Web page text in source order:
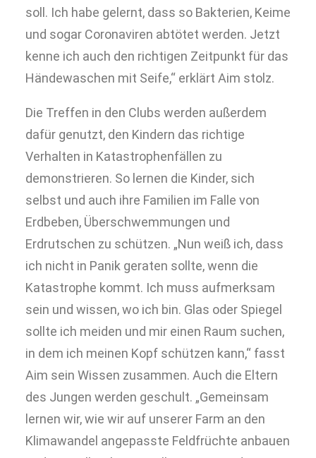
soll. Ich habe gelernt, dass so Bakterien, Keime
und sogar Coronaviren abtötet werden. Jetzt
kenne ich auch den richtigen Zeitpunkt für das
Händewaschen mit Seife,“ erklärt Aim stolz.
Die Treffen in den Clubs werden außerdem
dafür genutzt, den Kindern das richtige
Verhalten in Katastrophenfällen zu
demonstrieren. So lernen die Kinder, sich
selbst und auch ihre Familien im Falle von
Erdbeben, Überschwemmungen und
Erdrutschen zu schützen. „Nun weiß ich, dass
ich nicht in Panik geraten sollte, wenn die
Katastrophe kommt. Ich muss aufmerksam
sein und wissen, wo ich bin. Glas oder Spiegel
sollte ich meiden und mir einen Raum suchen,
in dem ich meinen Kopf schützen kann,“ fasst
Aim sein Wissen zusammen. Auch die Eltern
des Jungen werden geschult. „Gemeinsam
lernen wir, wie wir auf unserer Farm an den
Klimawandel angepasste Feldfrüchte anbauen